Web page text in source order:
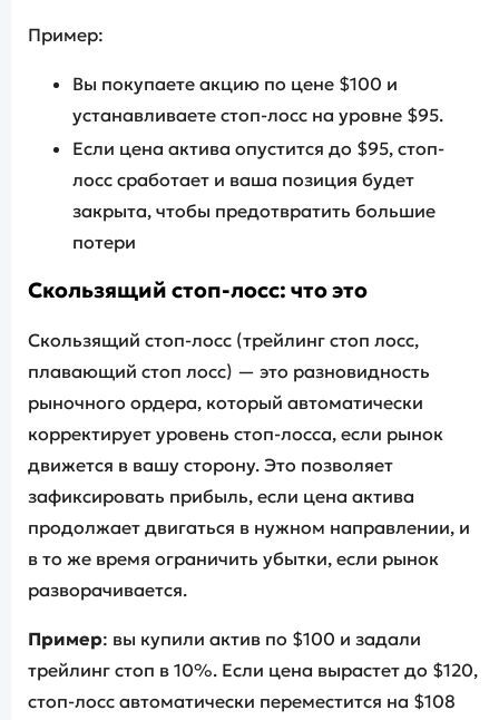
Пример:
Вы покупаете акцию по цене $100 и
устанавливаете стоп-лосс на уровне $95.
Если цена актива опустится до $95, стоп-
лосс сработает и ваша позиция будет
закрыта, чтобы предотвратить большие
потери
Скользящий стоп-лосс: что это
Скользящий стоп-лосс (трейлинг стоп лосс,
плавающий стоп лосс) — это разновидность
рыночного ордера, который автоматически
корректирует уровень стоп-лосса, если рынок
движется в вашу сторону. Это позволяет
зафиксировать прибыль, если цена актива
продолжает двигаться в нужном направлении, и
в то же время ограничить убытки, если рынок
разворачивается.
Пример: вы купили актив по $100 и задали
трейлинг стоп в 10%. Если цена вырастет до $120,
стоп-лосс автоматически переместится на $108